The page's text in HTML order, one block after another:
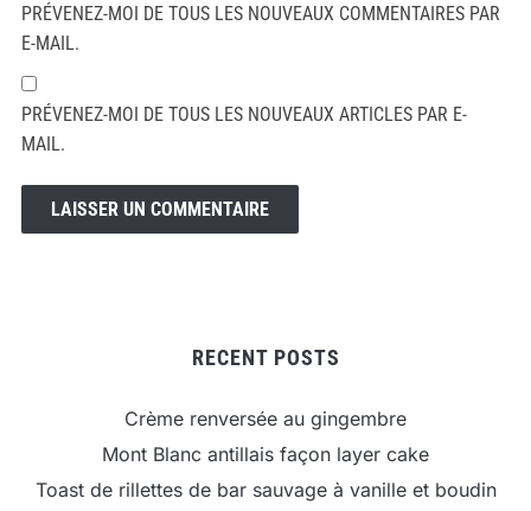
PRÉVENEZ-MOI DE TOUS LES NOUVEAUX COMMENTAIRES PAR
E-MAIL.
PRÉVENEZ-MOI DE TOUS LES NOUVEAUX ARTICLES PAR E-
MAIL.
RECENT POSTS
Crème renversée au gingembre
Mont Blanc antillais façon layer cake
Toast de rillettes de bar sauvage à vanille et boudin